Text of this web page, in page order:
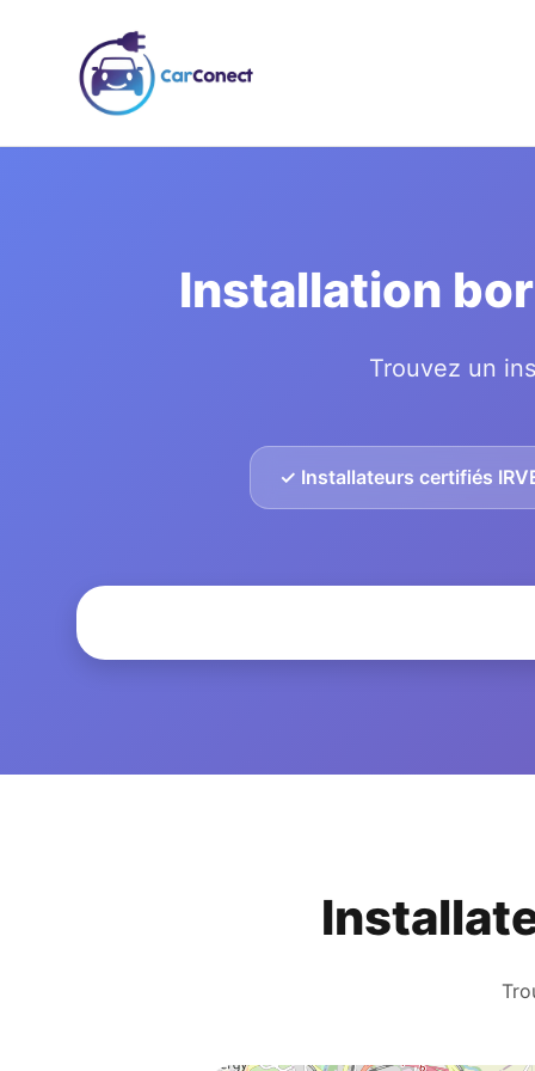
Installation
Trouvez un
✓ Installateurs certifiés